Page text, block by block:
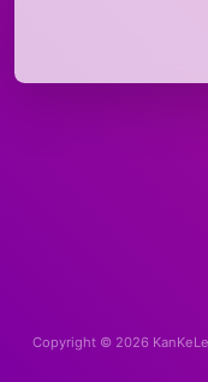
Copyright © 2026 KanKeLe